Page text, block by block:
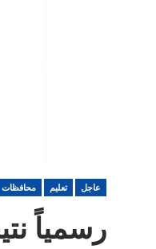
عاجل تعليم محافظات
رسمياً